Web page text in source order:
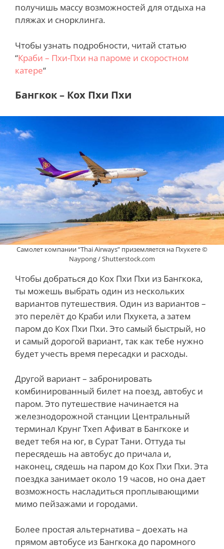
получишь массу возможностей для отдыха на
пляжах и снорклинга.
Чтобы узнать подробности, читай статью
“Краби – Пхи-Пхи на пароме и скоростном
катере“
Бангкок – Кох Пхи Пхи
Самолет компании “Thai Airways” приземляется на Пхукете ©
Naypong / Shutterstock.com
Чтобы добраться до Кох Пхи Пхи из Бангкока,
ты можешь выбрать один из нескольких
вариантов путешествия. Один из вариантов –
это перелёт до Краби или Пхукета, а затем
паром до Кох Пхи Пхи. Это самый быстрый, но
и самый дорогой вариант, так как тебе нужно
будет учесть время пересадки и расходы.
Другой вариант – забронировать
комбинированный билет на поезд, автобус и
паром. Это путешествие начинается на
железнодорожной станции Центральный
терминал Крунг Тхеп Афиват в Бангкоке и
ведет тебя на юг, в Сурат Тани. Оттуда ты
пересядешь на автобус до причала и,
наконец, сядешь на паром до Кох Пхи Пхи. Эта
поездка занимает около 19 часов, но она дает
возможность насладиться проплывающими
мимо пейзажами и городами.
Более простая альтернатива – доехать на
прямом автобусе из Бангкока до паромного